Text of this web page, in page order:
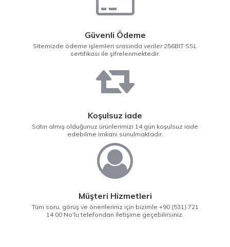
Güvenli Ödeme
Sitemizde ödeme işlemleri srasında veriler 256BIT SSL
sertifikası ile şifrelenmektedir.
Koşulsuz iade
Satın almış olduğunuz ürünlerimizi 14 gün koşulsuz iade
edebilme imkanı sunulmaktadır.
Müşteri Hizmetleri
Tüm soru, görüş ve önerileriniz için bizimle +90 (531) 721
14 00 No'lu telefondan iletişime geçebilirsiniz.